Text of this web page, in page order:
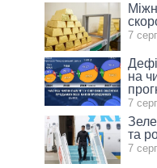
7
на
7
та
7